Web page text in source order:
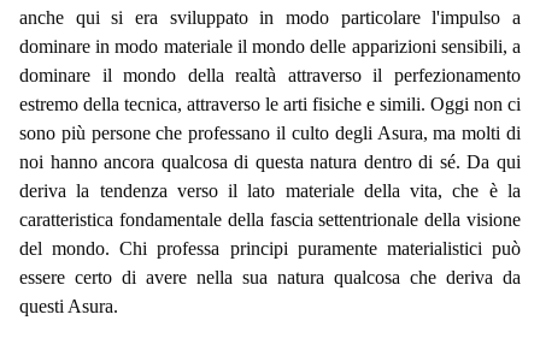
anche qui si era sviluppato in modo particolare l'impulso a
dominare in modo materiale il mondo delle apparizioni sensibili, a
dominare il mondo della realtà attraverso il perfezionamento
estremo della tecnica, attraverso le arti fisiche e simili. Oggi non ci
sono più persone che professano il culto degli Asura, ma molti di
noi hanno ancora qualcosa di questa natura dentro di sé. Da qui
deriva la tendenza verso il lato materiale della vita, che è la
caratteristica fondamentale della fascia settentrionale della visione
del mondo. Chi professa principi puramente materialistici può
essere certo di avere nella sua natura qualcosa che deriva da
questi Asura.